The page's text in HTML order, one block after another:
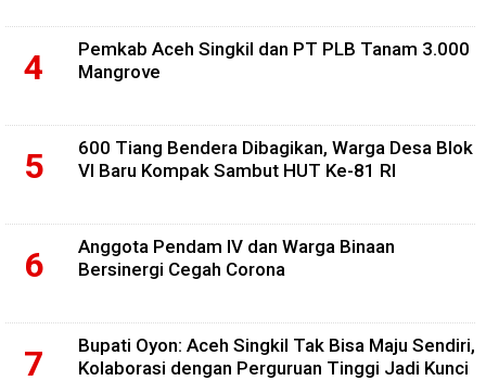
Pemkab Aceh Singkil dan PT PLB Tanam 3.000
Mangrove
600 Tiang Bendera Dibagikan, Warga Desa Blok
VI Baru Kompak Sambut HUT Ke-81 RI
Anggota Pendam IV dan Warga Binaan
Bersinergi Cegah Corona
Bupati Oyon: Aceh Singkil Tak Bisa Maju Sendiri,
Kolaborasi dengan Perguruan Tinggi Jadi Kunci